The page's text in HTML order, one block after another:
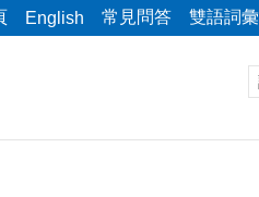
English 常見問答 雙語詞彙